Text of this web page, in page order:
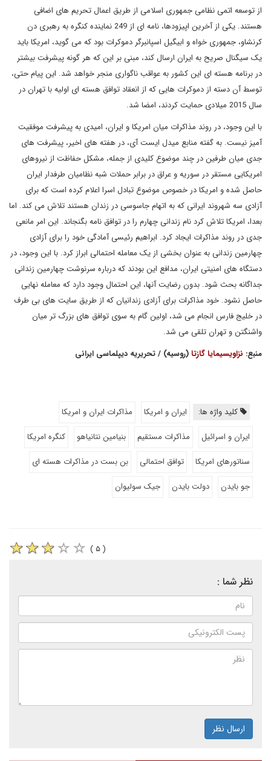
از توسعه اتمی نظامی جمهوری اسلامی از طریق اعمال تحریم های اضافی
هستند. یکی از آخرین اپیزودها، نامه ای از 249 نماینده کنگره به رهبری دن
کرنشاو، جمهوری خواه و ابیگیل اسپانبرگر دموکرات بود که می گوید، امریکا باید
یک سیگنال صریح به ایران ارسال کند، مبنی بر این که هر گونه پیشرفت بیشتر
در برنامه هسته ای این کشور به عواقب ناگواری منجر خواهد شد. این پیام حتی،
توسط آن دسته از دموکرات هایی که از انعقاد توافق هسته ای اولیه با تهران در
سال 2015 میلادی حمایت کردند، امضا شد.
با این وجود، در روند مذاکرات میان امریکا و ایران، امیدی به پیشرفت موفقیت
آمیز نیست. به گفته منابع میدل ایست آی، در هفته های اخیر، پیشرفت های
جدی میان طرفین در چند موضوع کلیدی از جمله، مشکل حفاظت از نیروهای
امریکایی مستقر در سوریه و عراق در برابر حملات شبه نظامیان طرفدار ایران
حاصل شده و امریکا در خصوص موضوع تبادل اسرا اعلام کرده است که برای
آزادی سه شهروند ایرانی که به اتهام جاسوسی در زندان هستند تلاش می کند. اما
بعدا، امریکا تلاش کرد نام زندانی چهارم را در توافق نامه بگنجاند. این امر مانعی
جدی در روند مذاکرات ایجاد کرد. ابراهیم رئیسی آمادگی خود را برای آزادی
چهارمین زندانی به عنوان بخشی از یک معامله احتمالی ابراز کرد. با این وجود، در
دستگاه های امنیتی ایران، مدافع این بودند که درباره سرنوشت چهارمین زندانی
جداگانه بحث شود. بدون رضایت آنها، این احتمال وجود دارد که معامله نهایی
حاصل نشود. خود مذاکرات برای آزادی زندانیان که از طریق سایت های بی طرف
در خلیج فارس انجام می شد، اولین گام به سوی توافق های بزرگ تر میان
واشنگتن و تهران تلقی می شد.
منبع: نزاویسیمایا گازتا(روسیه) / تحریریه دیپلماسی ایرانی
کلید واژه ها: ایران و امریکا
مذاکرات ایران و امریکا
ایران و اسرائیل
مذاکرات مستقیم بنیامین نتانیاهو
کنگره امریکا
سناتورهای امریکا
توافق احتمالی
بن بست در مذاکرات هسته ای
جو بایدن
دولت بایدن جیک سولیوان
( ۵ )
نظر شما :
ارسال نظر